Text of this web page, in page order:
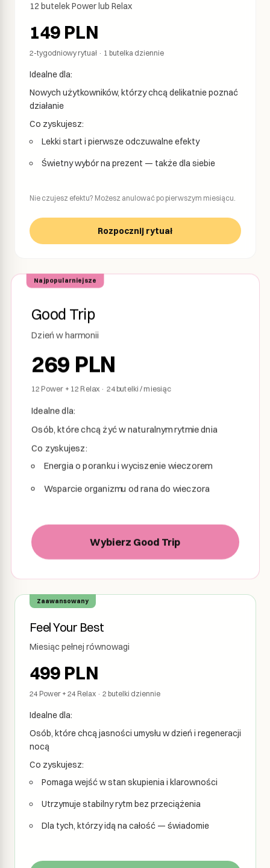
12 butelekPowerlub Relax
149PLN
2-tygodniowy rytuał · 1 butelka dziennie
Idealne dla:
Nowych użytkowników, którzy chcą delikatnie poznać
działanie
Co zyskujesz:
Lekki start i pierwsze odczuwalne efekty
Świetny wybór na prezent — także dla siebie
Nie czujesz efektu? Możesz anulować po pierwszym miesiącu.
Rozpocznij rytuał
Najpopularniejsze
Good Trip
Dzień w harmonii
269 PLN
12 Power + 12 Relax · 24 butelki / miesiąc
Idealne dla:
Osób, które chcą żyć w naturalnym rytmie dnia
Co zyskujesz:
Energia o poranku i wyciszenie wieczorem
Wsparcie organizmu od rana do wieczora
Wybierz Good Trip
Zaawansowany
Feel Your Best
Miesiąc pełnej równowagi
499PLN
24 Power + 24 Relax · 2 butelki dziennie
Idealne dla:
Osób, które chcą jasności umysłu w dzień i regeneracji
nocą
Co zyskujesz:
Pomaga wejść w stan skupienia i klarowności
Utrzymuje stabilny rytm bez przeciążenia
Dla tych, którzy idą na całość — świadomie